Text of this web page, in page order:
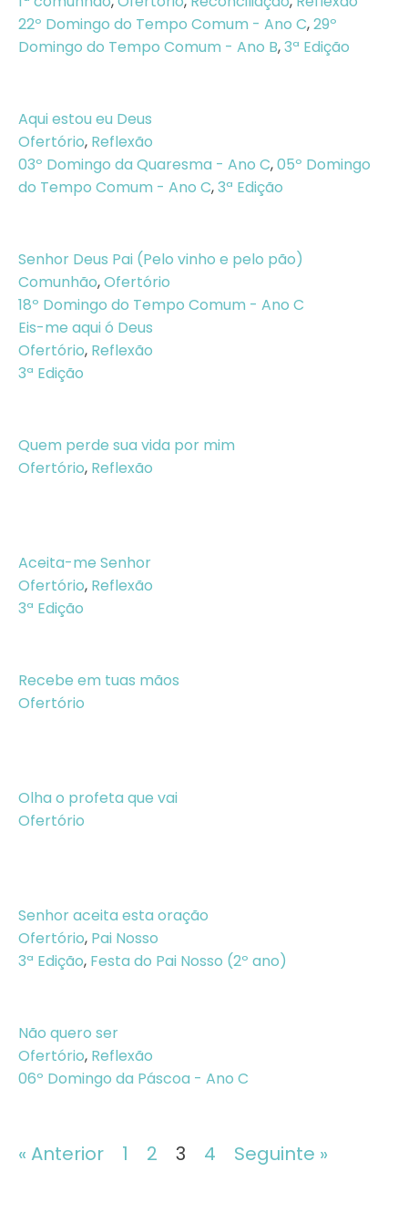
22º Domingo do Tempo Comum - Ano C,29º
Domingo do Tempo Comum - Ano B,3ª Edição
Aqui estou eu Deus
Ofertório, Reflexão
03º Domingo da Quaresma - Ano C,05º Domingo
do Tempo Comum - Ano C,3ª Edição
Senhor Deus Pai (Pelo vinho e pelo pão)
Comunhão,Ofertório
18º Domingo do Tempo Comum - Ano C
Eis-me aqui ó Deus
Ofertório, Reflexão
3ª Edição
Quem perde sua vida por mim
Ofertório, Reflexão
Aceita-me Senhor
Ofertório, Reflexão
3ª Edição
Recebe em tuas mãos
Ofertório
Olha o profeta que vai
Ofertório
Senhor aceita esta oração
Ofertório, Pai Nosso
3ª Edição, Festa do Pai Nosso (2º ano)
Não quero ser
Ofertório, Reflexão
06º Domingo da Páscoa - Ano C
« Anterior 1 2 3 4 Seguinte »